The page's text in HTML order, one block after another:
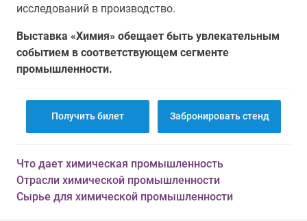
исследований в производство.
Выставка «Химия» обещает быть увлекательным
событием в соответствующем сегменте
промышленности.
Получить билет Забронировать стенд
Что дает химическая промышленность
Отрасли химической промышленности
Сырье для химической промышленности